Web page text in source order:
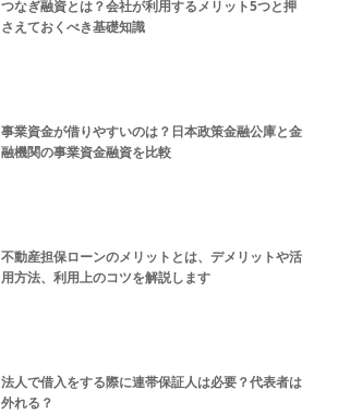
つなぎ融資とは？会社が利用するメリット5つと押
さえておくべき基礎知識
事業資金が借りやすいのは？日本政策金融公庫と金
融機関の事業資金融資を比較
不動産担保ローンのメリットとは、デメリットや活
用方法、利用上のコツを解説します
法人で借入をする際に連帯保証人は必要？代表者は
外れる？